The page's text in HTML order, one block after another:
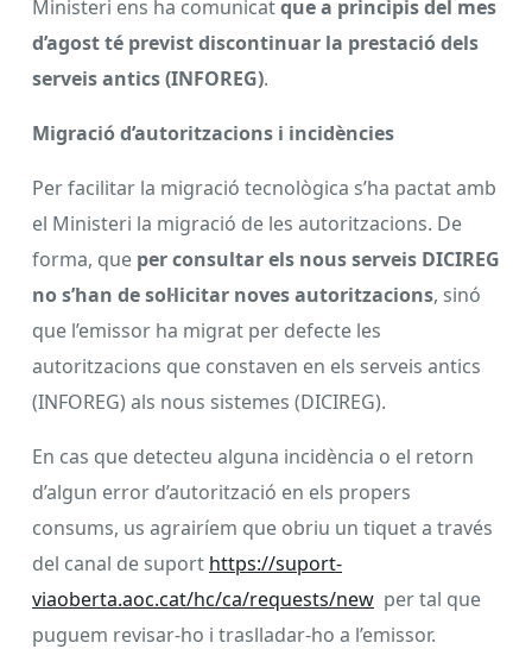
Ministeri ens ha comunicatque a principis del mes
d’agost té previst discontinuar la prestació dels
serveis antics (INFOREG).
Migració d’autoritzacions i incidències
Per facilitar la migració tecnològica s’ha pactat amb
el Ministeri la migració de les autoritzacions. De
forma, que per consultar els nous serveis DICIREG
no s’han de sol·licitar noves autoritzacions, sinó
que l’emissor ha migrat per defecte les
autoritzacions que constaven en els serveis antics
(INFOREG) als nous sistemes (DICIREG).
En cas que detecteu alguna incidència o el retorn
d’algun error d’autorització en els propers
consums, us agrairíem que obriu un tiquet a través
del canal de suport https://suport-
viaoberta.aoc.cat/hc/ca/requests/new per tal que
puguem revisar-ho i traslladar-ho a l’emissor.